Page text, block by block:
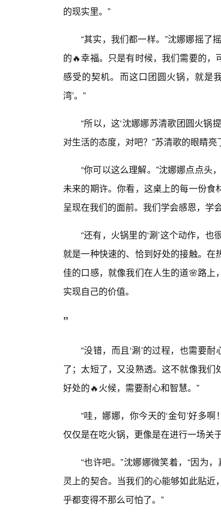
的现实里。”
“其实，我们都一样。”沈娜娜摇了
的🔥幸福。只是有时候，我们需要的
感受的契机。而这口团圆火锅，就是
湾’。”
“所以，这‘沈娜娜苏清歌团圆火锅
对生活的态度，对吧？”苏清歌的眼睛
“你可以这么理解。”沈娜娜点点头
未来的期许。你看，这桌上的每一份
呈现在我们的面前。我们学会感恩，学
“还有，火锅里的‘涮’这个动作，也
就是一种快速的、恰到好处的接触。
佳的口感，就像我们在人生的道🌸路
实现自己的价值。
”
“没错，而且‘涮’的过程，也需要
了；太短了，又没熟透。这不就像我
好处的🔥火候，需要耐心和智慧。”
“哇，娜娜，你今天的‘金句’好多
仅仅是在吃火锅，更像是在进行一场关
“也许吧。”沈娜娜微笑着，“因为
灵上的契合。当我们的心能够如此贴
乎都变得不那么可怕了。”